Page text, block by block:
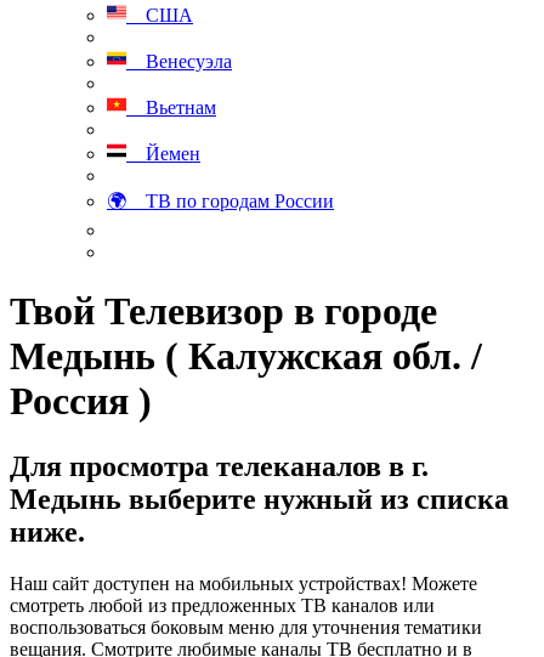
США
Венесуэла
Вьетнам
Йемен
🌍 ТВ по городам России
Твой Телевизор в городе
Медынь ( Калужская обл. /
Россия )
Для просмотра телеканалов в г.
Медынь выберите нужный из списка
ниже.
Наш сайт доступен на мобильных устройствах! Можете
смотреть любой из предложенных ТВ каналов или
воспользоваться боковым меню для уточнения тематики
вещания. Смотрите любимые каналы ТВ бесплатно и в